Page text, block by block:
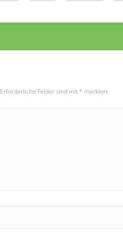
Erforderliche Felder sind mit * markiert